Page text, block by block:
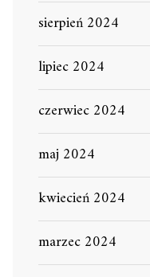
sierpień 2024
lipiec 2024
czerwiec 2024
maj 2024
kwiecień 2024
marzec 2024